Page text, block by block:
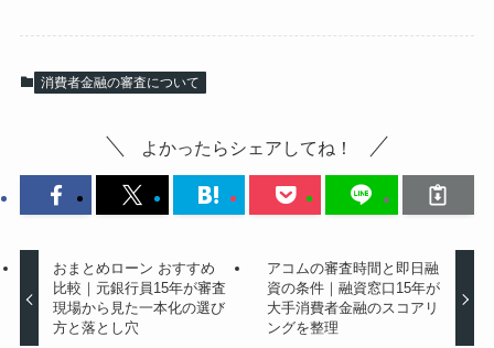
消費者金融の審査について
よかったらシェアしてね！
おまとめローン おすすめ
比較｜元銀行員15年が審査
現場から見た一本化の選び
方と落とし穴
アコムの審査時間と即日融
資の条件｜融資窓口15年が
大手消費者金融のスコアリ
ングを整理